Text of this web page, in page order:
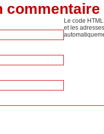
commentaire
Le code
et les